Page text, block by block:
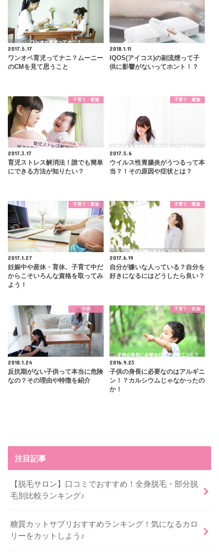
2017.5.17
ワンオペ育児ってナニ？ムーニー
のCMを見て思うこと
2018.1.11
IQOS(アイコス)の副流煙って子
供に影響がないってホント！？
子育て・家族
2017.3.17
育児ストレス解消法！誰でも簡単
にできる方法が知りたい？
子育て・家族
2017.5.6
ウイルス性胃腸炎がうつるって本
当？！その原因や症状とは？
子育て・家族
2017.1.27
妊娠中や産休・育休、子育て中だ
からこそいろんな資格を取ってみ
よう！
子育て・家族
2017.6.19
自分が嫌いな人っている？自分を
好きになるにはどうしたら良い？
子供
2018.1.24
反抗期がない子供って本当に危険
なの？その理由や特徴を紹介
子育て・家族
2016.9.23
子供の身長に必要なのはアルギニ
ン！？カルシウムじゃなかったの
か！
注目記事
【脱毛サロン】口コミでおすすめ！全身脱毛・部分脱
毛別比較ランキング♪
糖質カットサプリおすすめランキング！気になるカロ
リーをカットしよう♪